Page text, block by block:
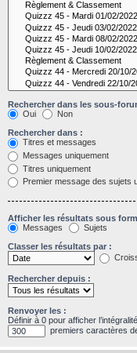
Rechercher dans les sous-
Oui
Non
Rechercher dans :
Titres et messages
Messages uniquement
Titres uniquement
Premier message des sujets
Afficher les résultats sous
Messages
Sujets
Classer les résultats par :
Rechercher depuis :
Renvoyer les :
Définir à 0 pour afficher
premiers caractères